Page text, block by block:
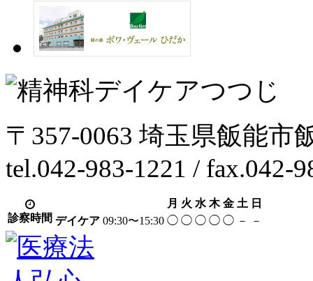
〒357-0063 埼玉県飯能市
tel.042-983-1221 / fax.042-
診察時間
月 火 水 木 金 土 日
デイケア 09:30〜15:30 ◯ ◯ ◯ ◯ ◯ － －